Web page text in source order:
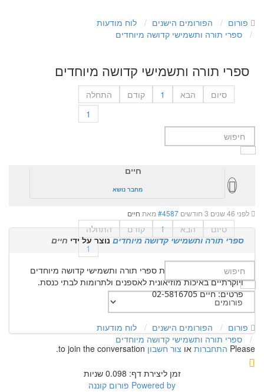
פורום הפורומים הישנים
לוח מודעות
ספרי תורה ותשמישי קדושה מיוחדים
ספרי תורה ותשמישי קדושה מיוחדים
התחלה קודם 1 הבא
סיום
1
חיים
מחבר נושא
לפני 46 שנים 3 חודשים #4587מאת חיים
ספרי תורה ותשמישי קדושה מיוחדים נוצר על ידי חיים
למכירה בהזמנה מיוחדת ספרי תורה ותשמישי קדושה מיוחדים
ויוקרתיים באיכות מוזיאונית לאספנים ולתרומות לבתי כנסת.
פרטים: חיים 02-5816705
Please התחברות או צור חשבון
התחלה קודם 1 הבא
סיום
1
פורום הפורומים הישנים
לוח מודעות
ספרי תורה ותשמישי קדושה מיוחדים
זמן ליצירת דף: 0.098 שניות
Powered by פורום קוננה